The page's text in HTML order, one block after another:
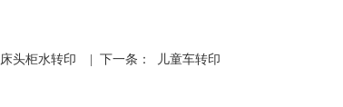
床头柜水转印 | 下一条： 儿童车转印